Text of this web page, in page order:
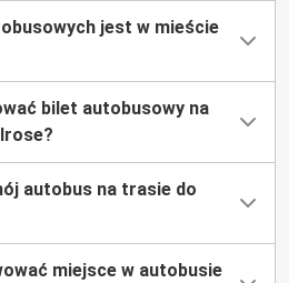
jest w mieście
bilet autobusowy na
autobus na trasie do
miejsce w autobusie